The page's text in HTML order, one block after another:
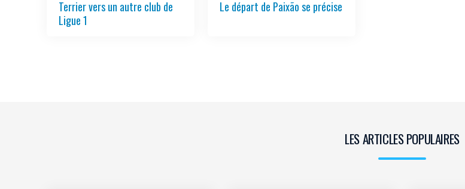
Terrier vers un autre club de
Ligue 1
Le départ de Paixão se précise
LES ARTICLES POPULAIRES